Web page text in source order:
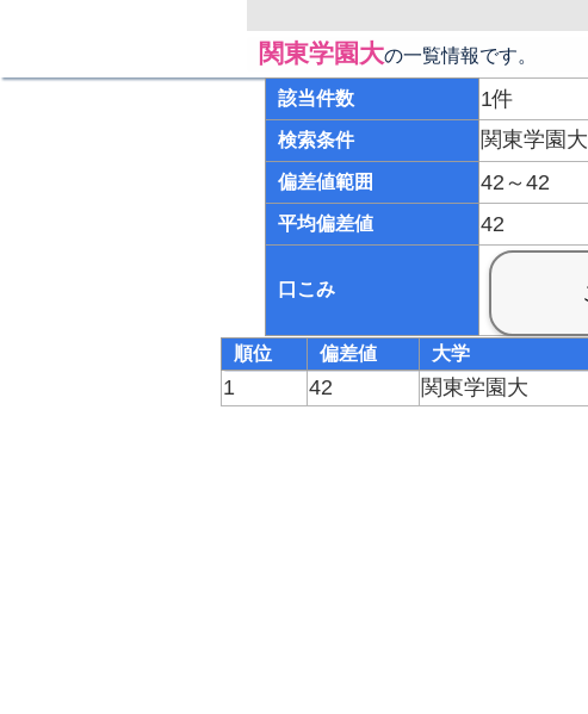
関東学園大の一覧情報です。
該当件数 1件
検索条件 関東学園大
偏差値範囲 42～42
平均偏差値 42
口こみ
順位 偏差値 大学
1 42 関東学園大